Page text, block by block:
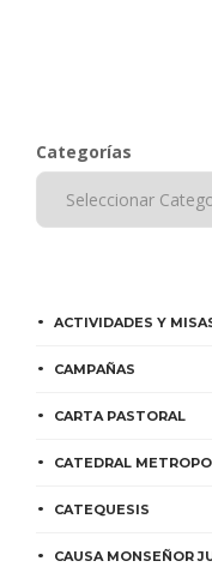
Categorías
ACTIVIDADES Y
CAMPAÑAS
CARTA PASTORAL
CATEDRAL
CATEQUESIS
CAUSA MONSEÑOR